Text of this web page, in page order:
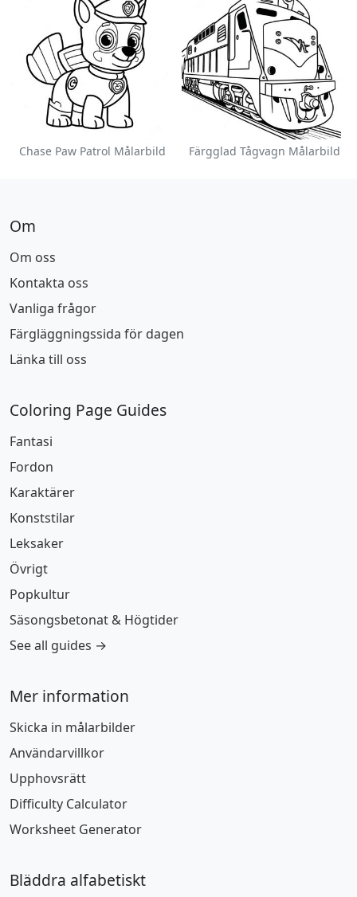
Chase Paw Patrol Målarbild Färgglad Tågvagn Målarbild
Om
Om oss
Kontakta oss
Vanliga frågor
Färgläggningssida för dagen
Länka till oss
Coloring Page Guides
Fantasi
Fordon
Karaktärer
Konststilar
Leksaker
Övrigt
Popkultur
Säsongsbetonat & Högtider
See all guides →
Mer information
Skicka in målarbilder
Användarvillkor
Upphovsrätt
Difficulty Calculator
Worksheet Generator
Bläddra alfabetiskt